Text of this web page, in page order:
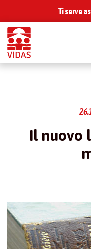
Ti serve
Il nuovo